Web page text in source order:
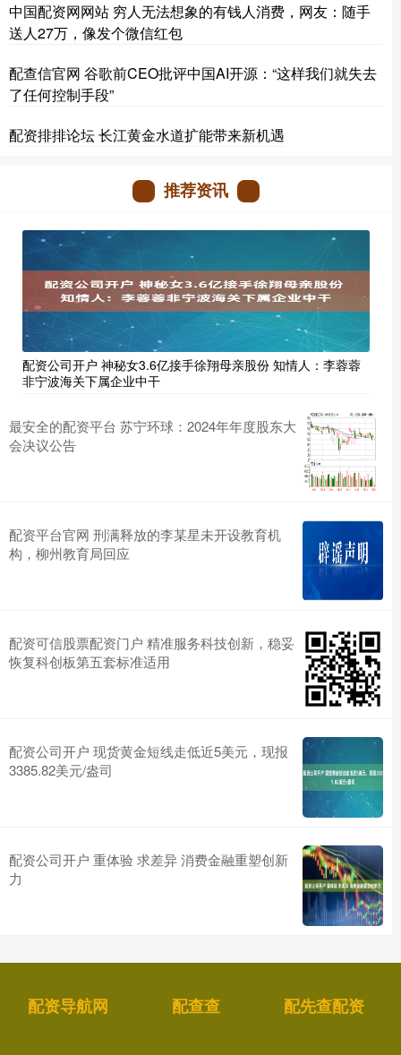
中国配资网网站 穷人无法想象的有钱人消费，网友：随手
送人27万，像发个微信红包
配查信官网 谷歌前CEO批评中国AI开源：“这样我们就失去
了任何控制手段”
配资排排论坛 长江黄金水道扩能带来新机遇
推荐资讯
配资公司开户 神秘女3.6亿接手徐翔母亲股份 知情人：李蓉蓉
非宁波海关下属企业中干
最安全的配资平台 苏宁环球：2024年年度股东大
会决议公告
配资平台官网 刑满释放的李某星未开设教育机
构，柳州教育局回应
配资可信股票配资门户 精准服务科技创新，稳妥
恢复科创板第五套标准适用
配资公司开户 现货黄金短线走低近5美元，现报
3385.82美元/盎司
配资公司开户 重体验 求差异 消费金融重塑创新
力
配资导航网 配查查 配先查配资